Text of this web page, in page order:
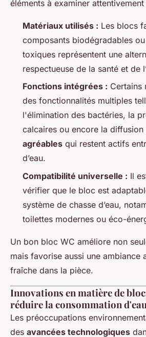
éléments à examiner attentivement
Matériaux utilisés : Les blocs
composants biodégradables
toxiques représentent une
respectueuse de la santé et de
Fonctions intégrées : Certains
des fonctionnalités multiples
l'élimination des bactéries, la
calcaires ou encore la diffusion
agréables qui restent actifs
d’eau.
Compatibilité universelle : Il
vérifier que le bloc est
système de chasse d’eau,
toilettes modernes ou éco-
Un bon bloc WC améliore non
mais favorise aussi une ambiance
fraîche dans la pièce.
Innovations en matière de
réduire la consommation d'eau
Les préoccupations
des avancées technologiques